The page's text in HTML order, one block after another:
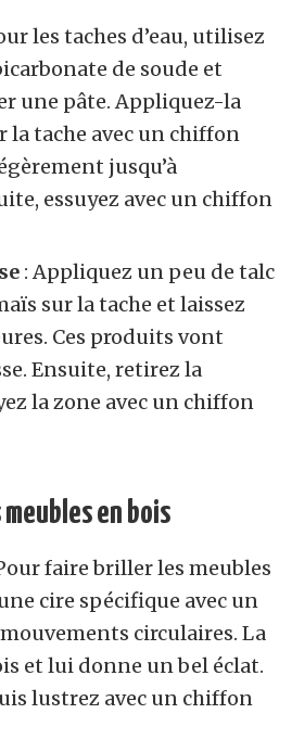
les taches d’eau, utilisez
de soude et
une pâte. Appliquez-la
la tache avec un chiffon
jusqu’à
essuyez avec un chiffon
: Appliquez un peu de talc
sur la tache et laissez
Ces produits vont
Ensuite, retirez la
la zone avec un chiffon
en bois
faire briller les meubles
cire spécifique avec un
circulaires. La
et lui donne un bel éclat.
lustrez avec un chiffon